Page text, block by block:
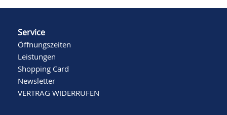
Service
Öffnungszeiten
Leistungen
Shopping Card
Newsletter
VERTRAG WIDERRUFEN